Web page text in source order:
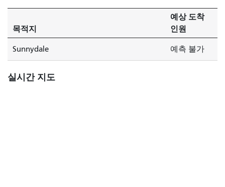
다.
목적지
예상 도착
인원
Sunnydale 예측 불가
실시간 지도